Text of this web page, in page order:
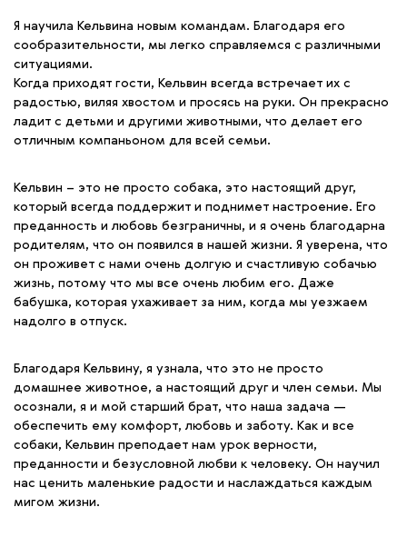
Я научила Кельвина новым командам. Благодаря его
сообразительности, мы легко справляемся с различными
ситуациями.
Когда приходят гости, Кельвин всегда встречает их с
радостью, виляя хвостом и просясь на руки. Он прекрасно
ладит с детьми и другими животными, что делает его
отличным компаньоном для всей семьи.
Кельвин – это не просто собака, это настоящий друг,
который всегда поддержит и поднимет настроение. Его
преданность и любовь безграничны, и я очень благодарна
родителям, что он появился в нашей жизни. Я уверена, что
он проживет с нами очень долгую и счастливую собачью
жизнь, потому что мы все очень любим его. Даже
бабушка, которая ухаживает за ним, когда мы уезжаем
надолго в отпуск.
Благодаря Кельвину, я узнала, что это не просто
домашнее животное, а настоящий друг и член семьи. Мы
осознали, я и мой старший брат, что наша задача —
обеспечить ему комфорт, любовь и заботу. Как и все
собаки, Кельвин преподает нам урок верности,
преданности и безусловной любви к человеку. Он научил
нас ценить маленькие радости и наслаждаться каждым
мигом жизни.